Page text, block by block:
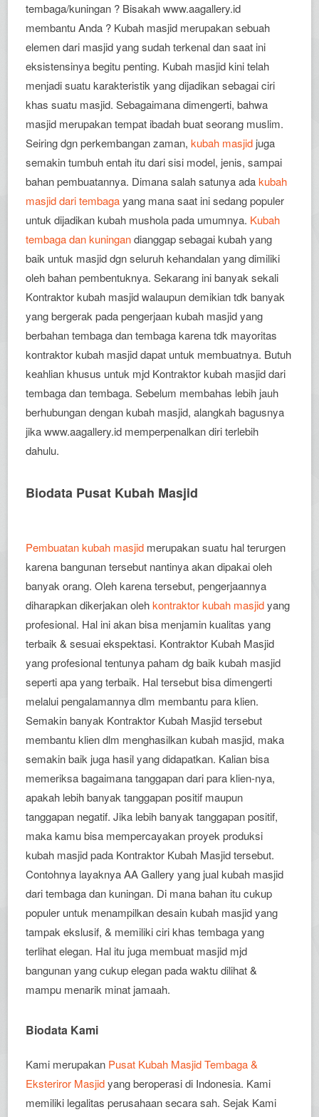
tembaga/kuningan ? Bisakah www.aagallery.id
membantu Anda ? Kubah masjid merupakan sebuah
elemen dari masjid yang sudah terkenal dan saat ini
eksistensinya begitu penting. Kubah masjid kini telah
menjadi suatu karakteristik yang dijadikan sebagai ciri
khas suatu masjid. Sebagaimana dimengerti, bahwa
masjid merupakan tempat ibadah buat seorang muslim.
Seiring dgn perkembangan zaman,kubah masjid juga
semakin tumbuh entah itu dari sisi model, jenis, sampai
bahan pembuatannya. Dimana salah satunya adakubah
masjid dari tembagayang mana saat ini sedang populer
untuk dijadikan kubah mushola pada umumnya. Kubah
tembaga dan kuningandianggap sebagai kubah yang
baik untuk masjid dgn seluruh kehandalan yang dimiliki
oleh bahan pembentuknya. Sekarang ini banyak sekali
Kontraktor kubah masjid walaupun demikian tdk banyak
yang bergerak pada pengerjaan kubah masjid yang
berbahan tembaga dan tembaga karena tdk mayoritas
kontraktor kubah masjid dapat untuk membuatnya. Butuh
keahlian khusus untuk mjd Kontraktor kubah masjid dari
tembaga dan tembaga. Sebelum membahas lebih jauh
berhubungan dengan kubah masjid, alangkah bagusnya
jika www.aagallery.id memperpenalkan diri terlebih
dahulu.
Biodata Pusat Kubah Masjid
Pembuatan kubah masjid merupakan suatu hal terurgen
karena bangunan tersebut nantinya akan dipakai oleh
banyak orang. Oleh karena tersebut, pengerjaannya
diharapkan dikerjakan olehkontraktor kubah masjidyang
profesional. Hal ini akan bisa menjamin kualitas yang
terbaik & sesuai ekspektasi. Kontraktor Kubah Masjid
yang profesional tentunya paham dg baik kubah masjid
seperti apa yang terbaik. Hal tersebut bisa dimengerti
melalui pengalamannya dlm membantu para klien.
Semakin banyak Kontraktor Kubah Masjid tersebut
membantu klien dlm menghasilkan kubah masjid, maka
semakin baik juga hasil yang didapatkan. Kalian bisa
memeriksa bagaimana tanggapan dari para klien-nya,
apakah lebih banyak tanggapan positif maupun
tanggapan negatif. Jika lebih banyak tanggapan positif,
maka kamu bisa mempercayakan proyek produksi
kubah masjid pada Kontraktor Kubah Masjid tersebut.
Contohnya layaknya AA Gallery yang jual kubah masjid
dari tembaga dan kuningan. Di mana bahan itu cukup
populer untuk menampilkan desain kubah masjid yang
tampak ekslusif, & memiliki ciri khas tembaga yang
terlihat elegan. Hal itu juga membuat masjid mjd
bangunan yang cukup elegan pada waktu dilihat &
mampu menarik minat jamaah.
Biodata Kami
Kami merupakan Pusat Kubah Masjid Tembaga &
Eksteriror Masjidyang beroperasi di Indonesia. Kami
memiliki legalitas perusahaan secara sah. Sejak Kami